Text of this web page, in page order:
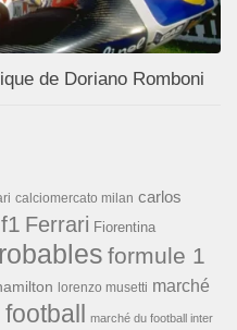
de Doriano Romboni
calciomercato milan carlos
f1 Ferrari Fiorentina
formule 1
lorenzo musetti marché
marché du football inter